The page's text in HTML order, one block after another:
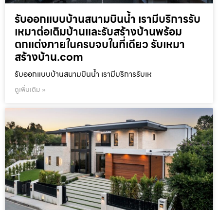
รับออกแบบบ้านสนามบินน้ำ เรามีบริการรับ
เหมาต่อเติมบ้านและรับสร้างบ้านพร้อม
ตกแต่งภายในครบจบในที่เดียว รับเหมา
สร้างบ้าน.com
รับออกแบบบ้านสนามบินน้ำ เรามีบริการรับเห
ดูเพิ่มเติม »